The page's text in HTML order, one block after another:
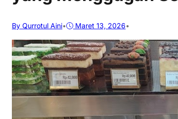
By Qurrotul Aini• Maret 13, 2026•